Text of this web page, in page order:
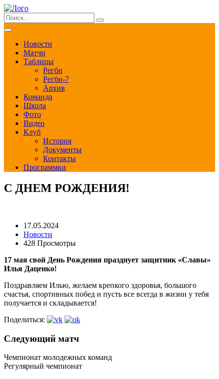
Новости
Матчи
Таблицы
Регби
Регби-7
Архив
Команда
Школа
Фото
Видео
Клуб
История
Документы
Контакты
Программки
С ДНЕМ РОЖДЕНИЯ!
17.05.2024
Новости
428 Просмотры
17 мая свой День Рождения празднует защитник «Славы»
Илья Даценко!
Поздравляем Илью, желаем крепкого здоровья, большого
счастья, спортивных побед и пусть все всегда в жизни у тебя
получается и складывается!
Поделиться:
Следующий матч
Чемпионат молодежных команд
Регулярный чемпионат